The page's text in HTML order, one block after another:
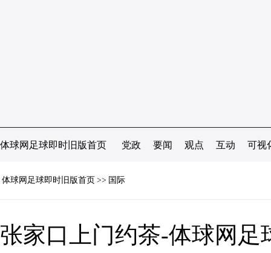
体球网足球即时旧版首页 党政 要闻 观点 互动 可视
体球网足球即时旧版首页 >> 国际
张家口上门约茶-体球网足